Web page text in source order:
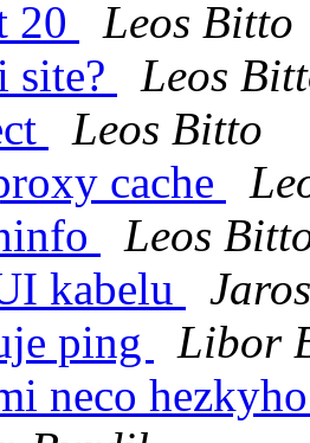
20
Leos Bitto
site?
Leos
Leos Bitto
cache
Leos
kabelu
ping
Libor
neco